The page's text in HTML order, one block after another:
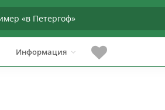
Информация